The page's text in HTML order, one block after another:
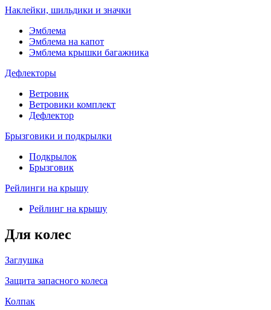
Наклейки, шильдики и значки
Эмблема
Эмблема на капот
Эмблема крышки багажника
Дефлекторы
Ветровик
Ветровики комплект
Дефлектор
Брызговики и подкрылки
Подкрылок
Брызговик
Рейлинги на крышу
Рейлинг на крышу
Для колес
Заглушка
Защита запасного колеса
Колпак